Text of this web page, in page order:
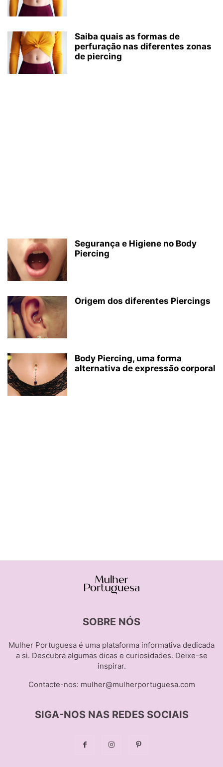
Saiba quais as formas de
perfuração nas diferentes zonas
de piercing
Segurança e Higiene no Body
Piercing
Origem dos diferentes Piercings
Body Piercing, uma forma
alternativa de expressão corporal
SOBRE NÓS
Mulher Portuguesa é uma plataforma informativa dedicada
a si. Descubra algumas dicas e curiosidades. Deixe-se
inspirar.
Contacte-nos: mulher@mulherportuguesa.com
SIGA-NOS NAS REDES SOCIAIS